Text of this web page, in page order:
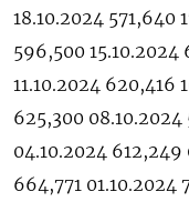
18.10.2024 571,640
596,500
11.10.2024 620,416
625,300
04.10.2024
664,771